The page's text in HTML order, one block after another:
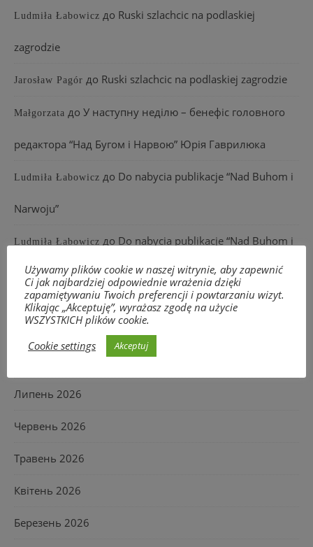
Ludmiła Łabowicz до Ruski szlachcic na podlaskiej
zagrodzie
Jarosław Pagór до Ruski szlachcic na podlaskiej zagrodzie
Małgorzata до У наступну неділю – бенефіс головного
редактора “Над Бугом і Нарвою” Юрія Гаврилюка
Ludmiła Łabowicz до Do nabycia publikacje “Nad Buhom i
Narwoju”
Ludmiła Łabowicz до Do nabycia publikacje “Nad Buhom i
Narwoju”
АРХІВИ
Липень 2026
Червень 2026
Травень 2026
Квітень 2026
Березень 2026
Używamy plików cookie w naszej witrynie, aby zapewnić
Ci jak najbardziej odpowiednie wrażenia dzięki
zapamiętywaniu Twoich preferencji i powtarzaniu wizyt.
Klikając „Akceptuję”, wyrażasz zgodę na użycie
WSZYSTKICH plików cookie.
Cookie settings
Akceptuj